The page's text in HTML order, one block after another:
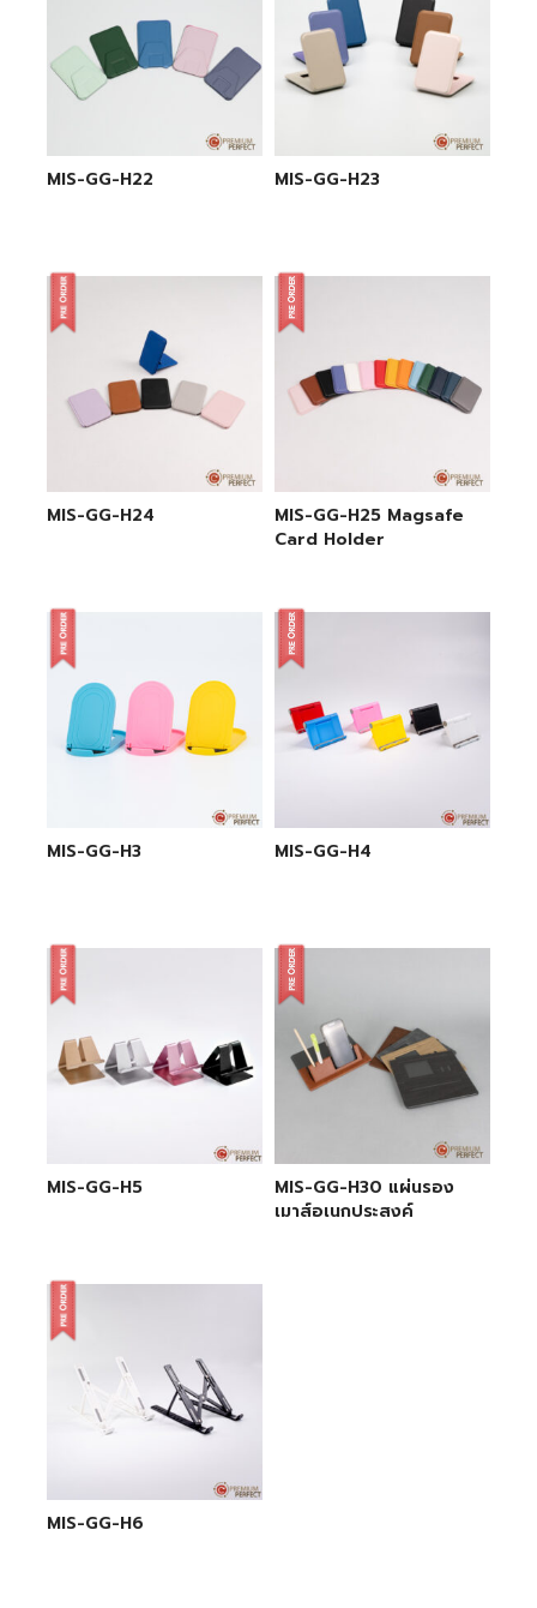
MIS-GG-H22 MIS-GG-H23
MIS-GG-H24
MIS-GG-H25 Magsafe
Card Holder
MIS-GG-H3 MIS-GG-H4
MIS-GG-H5
MIS-GG-H30 แผ่นรอง
เมาส์อเนกประสงค์
MIS-GG-H6